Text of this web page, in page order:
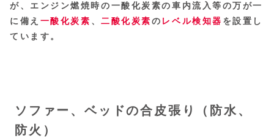
が、エンジン燃焼時の一酸化炭素の車内流入等の万が一
に備え 一酸化炭素 、二酸化炭素の レベル検知器 を設置し
ています。
ソファー、ベッドの合皮張り（防水、
防火）